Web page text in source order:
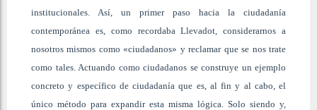
institucionales. Así, un primer paso hacia la ciudadanía
contemporánea es, como recordaba Llevadot, considerarnos a
nosotros mismos como «ciudadanos» y reclamar que se nos trate
como tales. Actuando como ciudadanos se construye un ejemplo
concreto y específico de ciudadanía que es, al fin y al cabo, el
único método para expandir esta misma lógica. Solo siendo y,